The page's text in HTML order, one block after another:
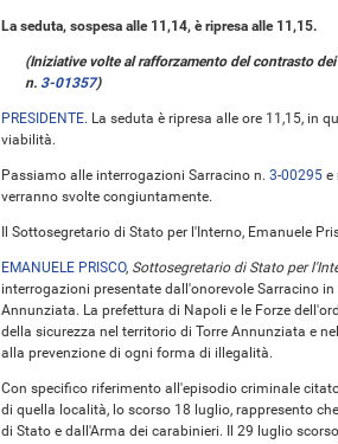
La seduta, sospesa alle 11,14, è ripresa alle 11,15.
(Iniziative volte al rafforzamento del contrasto
n. 3-01357)
PRESIDENTE. La seduta è ripresa alle ore 11,15, in
viabilità.
Passiamo alle interrogazioni Sarracino n. 3-00295 e
verranno svolte congiuntamente.
Il Sottosegretario di Stato per l'Interno, Emanuele
EMANUELE PRISCO, Sottosegretario di Stato per
interrogazioni presentate dall'onorevole Sarracino
Annunziata. La prefettura di Napoli e le Forze
della sicurezza nel territorio di Torre Annunziata e
alla prevenzione di ogni forma di illegalità.
Con specifico riferimento all'episodio criminale
di quella località, lo scorso 18 luglio, rappresento
di Stato e dall'Arma dei carabinieri. Il 29 luglio